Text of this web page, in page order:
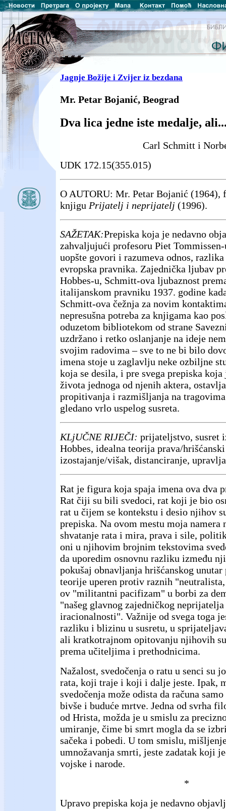
Jagnje Božije i Zvijer iz bezdana
Mr. Petar Bojanić, Beograd
Dva lica jedne iste medalje,
Carl Schmitt i
UDK 172.15(355.015)
O AUTORU: Mr. Petar Bojanić (1964),
knjigu Prijatelj i neprijatelj (1996).
SAŽETAK:Prepiska koja je nedavno
zahvaljujući profesoru Piet Tommissen-
uopšte govori i razumeva odnos,
evropska pravnika. Zajednička ljubav
Hobbes-u, Schmitt-ova ljubaznost
italijanskom pravniku 1937. godine
Schmitt-ova čežnja za novim
nepresušna potreba za knjigama kao
oduzetom bibliotekom od strane
uzdržano i retko oslanjanje na ideje
svojim radovima – sve to ne bi bilo
imena stoje u zaglavlju neke ozbiljne
koja se desila, i pre svega prepiska
života jednoga od njenih aktera,
propitivanja i razmišljanja na
gledano vrlo uspelog susreta.
KLjUČNE RIJEČI: prijateljstvo, susret
Hobbes, idealna teorija prava/
izostajanje/višak, distanciranje,
Rat je figura koja spaja imena ova dva
Rat čiji su bili svedoci, rat koji je bio
rat u čijem se kontekstu i desio njihov
prepiska. Na ovom mestu moja namera
shvatanje rata i mira, prava i sile,
oni u njihovim brojnim tekstovima
da uporedim osnovnu razliku između
pokušaj obnavljanja hrišćanskog
teorije uperen protiv raznih
ov "militantni pacifizam" u borbi za
"našeg glavnog zajedničkog neprijatelja
iracionalnosti". Važnije od svega toga
razliku i blizinu u susretu, u
ali kratkotrajnom opitovanju njihovih
prema učiteljima i prethodnicima.
Nažalost, svedočenja o ratu u senci su
rata, koji traje i koji i dalje jeste. Ipak,
svedočenja može odista da računa
bivše i buduće mrtve. Jedna od svrha
od Hrista, možda je u smislu za
umiranje, čime bi smrt mogla da se
sačeka i pobedi. U tom smislu,
umnožavanja smrti, jeste zadatak koji
vojske i narode.
*
Upravo prepiska koja je nedavno